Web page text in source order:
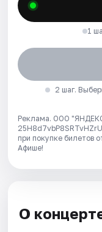
1
2 шаг.
Реклама. ООО
при покупке билетов
Афише!
О